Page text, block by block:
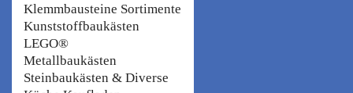
Klemmbausteine Sortimente
Kunststoffbaukästen
LEGO®
Metallbaukästen
Steinbaukästen & Diverse